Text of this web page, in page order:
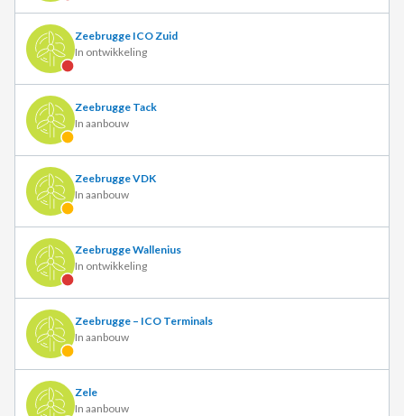
Zeebrugge ICO Zuid
In ontwikkeling
Zeebrugge Tack
In aanbouw
Zeebrugge VDK
In aanbouw
Zeebrugge Wallenius
In ontwikkeling
Zeebrugge – ICO Terminals
In aanbouw
Zele
In aanbouw